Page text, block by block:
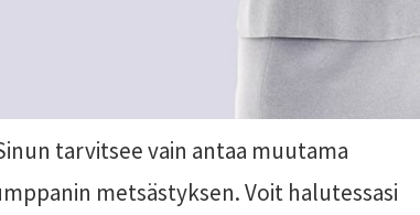
tarvitsee vain antaa muutama
metsästyksen. Voit halutessasi